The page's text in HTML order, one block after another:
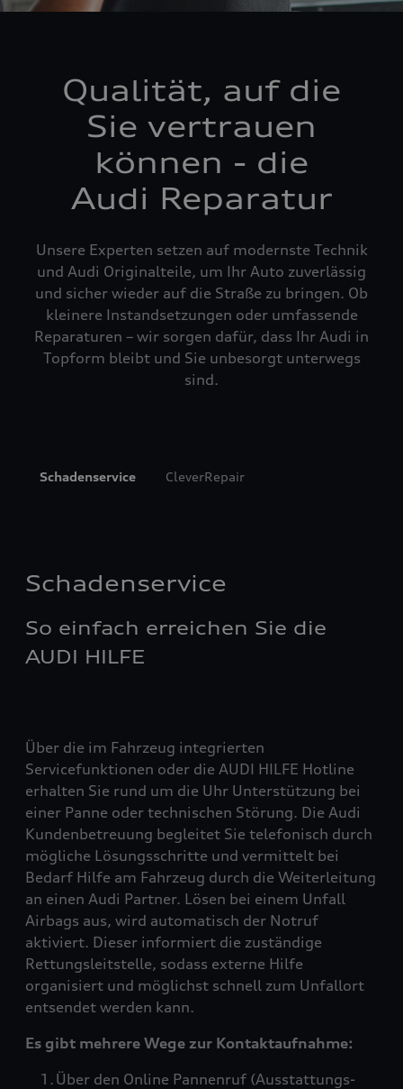
Qualität, auf die
Sie vertrauen
können - die
Audi Reparatur
Unsere Experten setzen auf modernste Technik
und Audi Originalteile, um Ihr Auto zuverlässig
und sicher wieder auf die Straße zu bringen. Ob
kleinere Instandsetzungen oder umfassende
Reparaturen – wir sorgen dafür, dass Ihr Audi in
Topform bleibt und Sie unbesorgt unterwegs
sind.
Schadenservice CleverRepair
Schadenservice
So einfach erreichen Sie die
AUDI HILFE
Über die im Fahrzeug integrierten
Servicefunktionen oder die AUDI HILFE Hotline
erhalten Sie rund um die Uhr Unterstützung bei
einer Panne oder technischen Störung. Die Audi
Kundenbetreuung begleitet Sie telefonisch durch
mögliche Lösungsschritte und vermittelt bei
Bedarf Hilfe am Fahrzeug durch die Weiterleitung
an einen Audi Partner. Lösen bei einem Unfall
Airbags aus, wird automatisch der Notruf
aktiviert. Dieser informiert die zuständige
Rettungsleitstelle, sodass externe Hilfe
organisiert und möglichst schnell zum Unfallort
entsendet werden kann.
Es gibt mehrere Wege zur Kontaktaufnahme:
Über den Online Pannenruf (Ausstattungs-